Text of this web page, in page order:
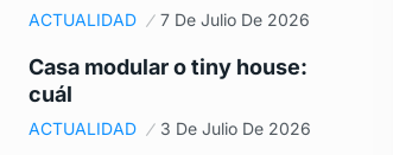
ACTUALIDAD 7 De Julio De 2026
Casa modular o tiny house:
cuál
ACTUALIDAD 3 De Julio De 2026